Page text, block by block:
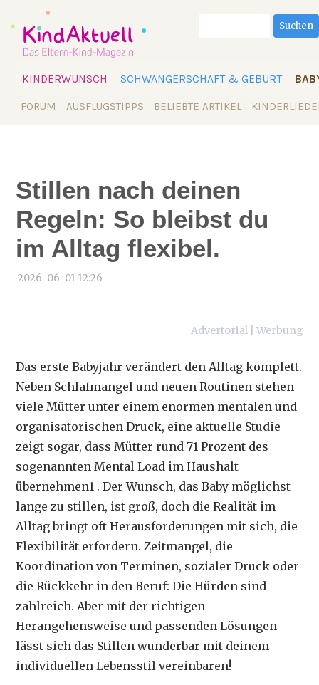
überspringen
KINDERWUNSCH SCHWANGERSCHAFT & GEBURT
Navigation
FORUM AUSFLUGSTIPPS BELIEBTE ARTIKEL
Suchen
Stillen nach deinen
Regeln: So bleibst du
im Alltag flexibel.
2026-06-01 12:26
Advertorial | Werbung
Das erste Babyjahr verändert den Alltag komplett.
Neben Schlafmangel und neuen Routinen stehen
viele Mütter unter einem enormen mentalen und
organisatorischen Druck, eine aktuelle Studie
zeigt sogar, dass Mütter rund 71 Prozent des
sogenannten Mental Load im Haushalt
übernehmen1 . Der Wunsch, das Baby möglichst
lange zu stillen, ist groß, doch die Realität im
Alltag bringt oft Herausforderungen mit sich, die
Flexibilität erfordern. Zeitmangel, die
Koordination von Terminen, sozialer Druck oder
die Rückkehr in den Beruf: Die Hürden sind
zahlreich. Aber mit der richtigen
Herangehensweise und passenden Lösungen
lässt sich das Stillen wunderbar mit deinem
individuellen Lebensstil vereinbaren!